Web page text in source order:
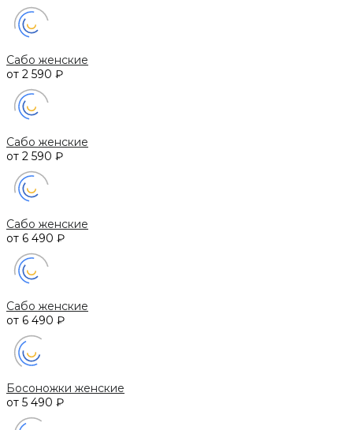
Сабо женские
от 2 590 ₽
Сабо женские
от 2 590 ₽
Сабо женские
от 6 490 ₽
Сабо женские
от 6 490 ₽
Босоножки женские
от 5 490 ₽